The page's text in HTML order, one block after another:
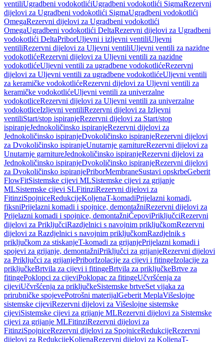
ventiliUgradbeni vodokotlićiUgradbeni vodokotlići SigmaRezervni
dijelovi za Ugradbeni vodokotlići SigmaUgradbeni vodokotlići
OmegaRezervni dijelovi za Ugradbeni vodokotlići
OmegaUgradbeni vodokotlići DeltaRezervni dijelovi za Ugradbeni
vodokotlići DeltaPriborUljevni i izljevni ventiliUljevni
ventiliRezervni dijelovi za Uljevni ventiliUljevni ventili za nazidne
vodokotlićeRezervni dijelovi za Uljevni ventili za nazidne
vodokotlićeUljevni ventili za ugradbene vodokotlićeRezervni
dijelovi za Uljevni ventili za ugradbene vodokotlićeUljevni ventili
za keramičke vodokotlićeRezervni dijelovi za Uljevni ventili za
keramičke vodokotlićeUljevni ventili za univerzalne
vodokotliceRezervni dijelovi za Uljevni ventili za univerzalne
vodokotliceIzljevni ventiliRezervni dijelovi za Izljevni
ventiliStart/stop ispiranjeRezervni dijelovi za Start/stop
ispiranjeJednokoličinsko ispiranjeRezervni dijelovi za
Jednokoličinsko ispiranjeDvokoličinsko ispiranjeRezervni dijelovi
za Dvokoličinsko ispiranjeUnutarnje garnitureRezervni dijelovi za
Unutarnje garnitureJednokoličinsko ispiranjeRezervni dijelovi za
Jednokoličinsko ispiranjeDvokoličinsko ispiranjeRezervni dijelovi
za Dvokoličinsko ispiranjePriborMembraneSustavi opskrbeGeberit
FlowFitSistemske cijevi MLSistemske cijevi za grijanje
MLSistemske cijevi SLFitinziRezervni dijelovi za
FitinziSpojniceRedukcijeKoljenaT-komadiPrijelazni komadi,
fiksniPrijelazni komadi i spojnice, demontažniRezervni dijelovi za
Prijelazni komadi i spojnice, demontažniČepoviPriključciRezervni
dijelovi za PriključciRazdjelnici s navojnim priključkomRezervni
dijelovi za Razdjelnici s navojnim priključkomRazdjelnik s
priključkom za stiskanjeT-komadi za grijanjePrijelazni komadi i
spojevi za grijanje, demontažniPriključci za grijanjeRezervni dijelovi
za Priključci za grijanjePriborIzolacije za cijevi i fitingeIzolacije za
priključkeBrtvila za cijevi i fitingeBrtvila za priključkeBrtve za
fitingePoklopci za cijeviPoklopac za fitingeUčvršćenja za
cijeviUčvršćenja za priključkeSistemske brtveSet vijaka za
prirubničke spojevePotrošni materijalGeberit MeplaVišeslojne
sistemske cijeviRezervni dijelovi za Višeslojne sistemske
cijeviSistemske cijevi za grijanje MLRezervni dijelovi za Sistemske
cijevi za grijanje MLFitinziRezervni dijelovi za
FitinziSpojniceRezervni dijelovi za SpojniceRedukcijeRezervni
dijelovi za RedukcijeKoljenaRezervni dijelovi za KoljenaT-